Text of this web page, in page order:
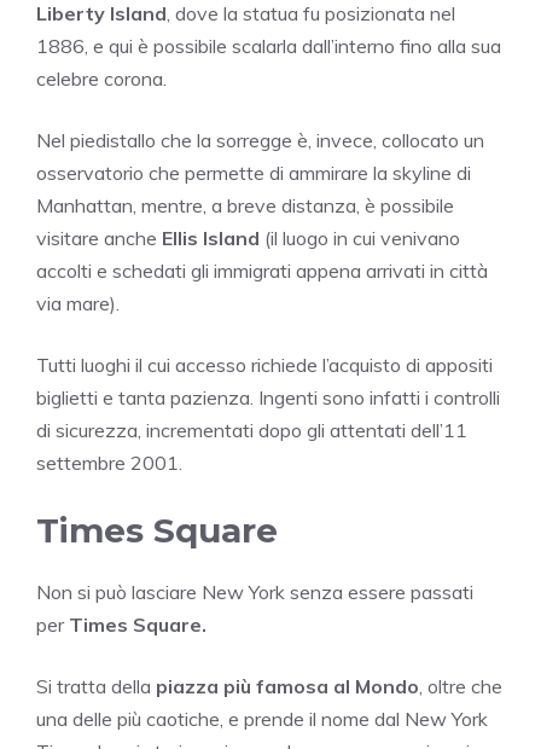
Liberty Island, dove la statua fu posizionata nel
1886, e qui è possibile scalarla dall’interno fino alla sua
celebre corona.
Nel piedistallo che la sorregge è, invece, collocato un
osservatorio che permette di ammirare la skyline di
Manhattan, mentre, a breve distanza, è possibile
visitare anche Ellis Island (il luogo in cui venivano
accolti e schedati gli immigrati appena arrivati in città
via mare).
Tutti luoghi il cui accesso richiede l’acquisto di appositi
biglietti e tanta pazienza. Ingenti sono infatti i controlli
di sicurezza, incrementati dopo gli attentati dell’11
settembre 2001.
Times Square
Non si può lasciare New York senza essere passati
per Times Square.
Si tratta della piazza più famosa al Mondo, oltre che
una delle più caotiche, e prende il nome dal New York